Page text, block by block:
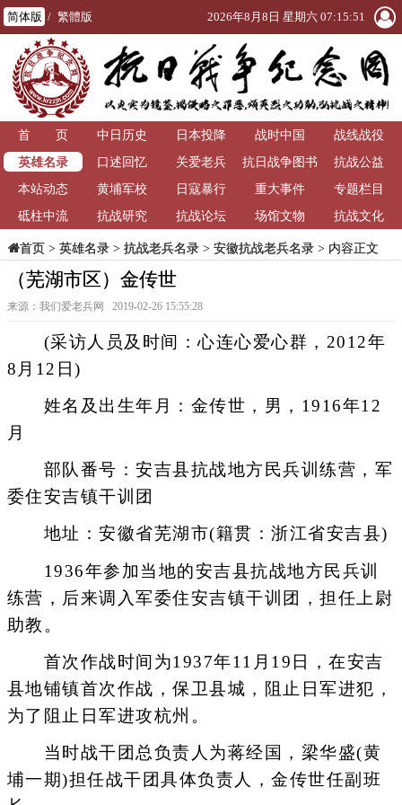
简体版 / 繁體版 2026年8月8日 星期六 07:15:51
首 页 中日历史 日本投降 战时中国
战线战役
英雄名录
口述回忆 关爱老兵
抗日战争图书
馆
抗战公益
本站动态
黄埔军校 日寇暴行 重大事件
专题栏目
砥柱中流
抗战研究 抗战论坛 场馆文物 抗战文化
首页> 英雄名录> 抗战老兵名录> 安徽抗战老兵名录> 内容正文
（芜湖市区）金传世
来源：我们爱老兵网 2019-02-26 15:55:28
(采访人员及时间：心连心爱心群，2012年
8月12日)
姓名及出生年月：金传世，男，1916年12
月
部队番号：安吉县抗战地方民兵训练营，军
委住安吉镇干训团
地址：安徽省芜湖市(籍贯：浙江省安吉县)
1936年参加当地的安吉县抗战地方民兵训
练营，后来调入军委住安吉镇干训团，担任上尉
助教。
首次作战时间为1937年11月19日，在安吉
县地铺镇首次作战，保卫县城，阻止日军进犯，
为了阻止日军进攻杭州。
当时战干团总负责人为蒋经国，梁华盛(黄
埔一期)担任战干团具体负责人，金传世任副班